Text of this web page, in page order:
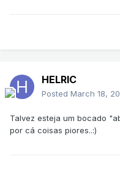
HELRIC
Posted March 18,
Talvez esteja um bocado
por cá coisas piores..:)